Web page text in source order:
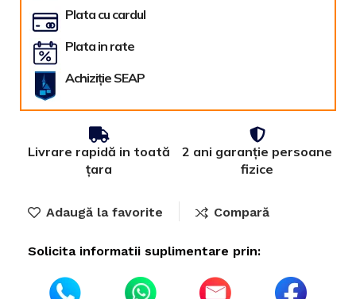
Plata cu cardul
Plata in rate
Achiziție SEAP
Livrare rapidă in toată
țara
2 ani garanție persoane
fizice
Adaugă la favorite Compară
Solicita informatii suplimentare prin: